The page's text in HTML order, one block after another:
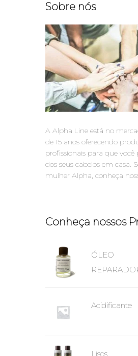
Sobre nós
A Alpha Line está no
de 15 anos oferecendo
profissionais para que você
dos seus cabelos em casa.
mulher Alpha, conheça
Conheça nossos
ÓLEO
Acidificante
Lisos